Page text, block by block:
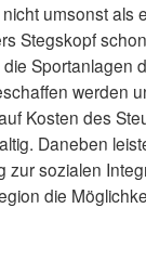
umsonst
Stegskopf
Sportanlagen
werden
Kosten des
Daneben
sozialen
die